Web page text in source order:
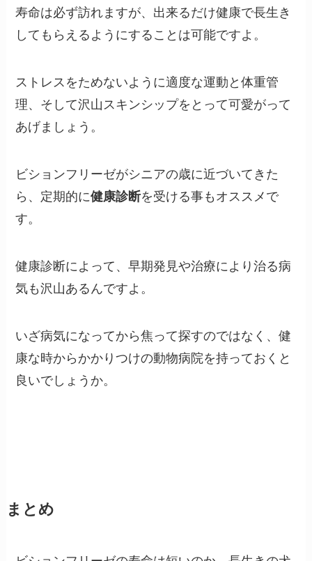
寿命は必ず訪れますが、出来るだけ健康で長生き
してもらえるようにすることは可能ですよ。
ストレスをためないように適度な運動と体重管
理、そして沢山スキンシップをとって可愛がって
あげましょう。
ビションフリーゼがシニアの歳に近づいてきた
ら、定期的に健康診断を受ける事もオススメで
す。
健康診断によって、早期発見や治療により治る病
気も沢山あるんですよ。
いざ病気になってから焦って探すのではなく、健
康な時からかかりつけの動物病院を持っておくと
良いでしょうか。
まとめ